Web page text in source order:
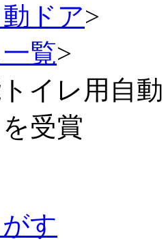
ドア>
覧>
トイレ用自
受賞
す